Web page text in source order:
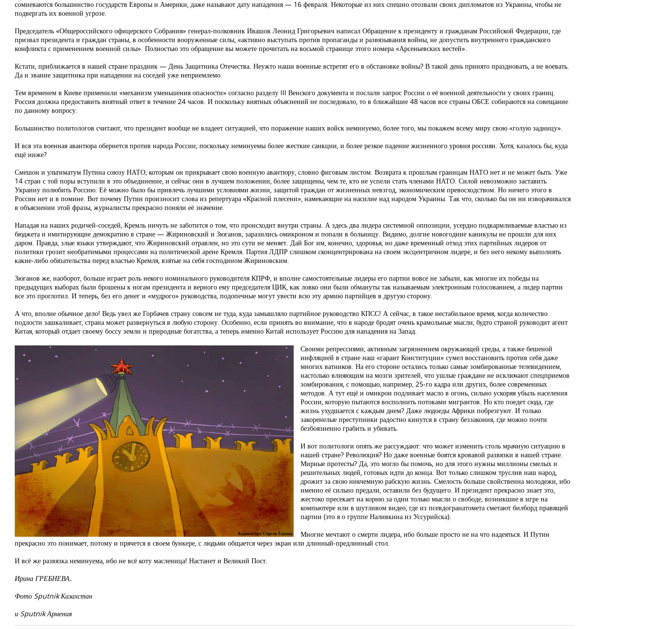
сомневаются большинство государств Европы и Америки, даже называют дату нападения — 16 февраля. Некоторые из них спешно отозвали своих дипломатов из Украины, чтобы не
подвергать их военной угрозе.
Председатель «Общероссийского офицерского Собрания» генерал-полковник Ивашов Леонид Григорьевич написал Обращение к президенту и гражданам Российской Федерации, где
призвал президента и граждан страны, в особенности вооруженные силы, «активно выступать против пропаганды и развязывания войны, не допустить внутреннего гражданского
конфликта с применением военной силы». Полностью это обращение вы можете прочитать на восьмой странице этого номера «Арсеньевских вестей».
Кстати, приближается в нашей стране праздник — День Защитника Отечества. Неужто наши военные встретят его в обстановке войны? В такой день принято праздновать, а не воевать.
Да и звание защитника при нападении на соседей уже неприемлемо.
Тем временем в Киеве применили «механизм уменьшения опасности» согласно разделу III Венского документа и послали запрос России о её военной деятельности у своих границ.
Россия должна предоставить внятный ответ в течение 24 часов. И поскольку внятных объяснений не последовало, то в ближайшие 48 часов все страны ОБСЕ собираются на совещание
по данному вопросу.
Большинство политологов считают, что президент вообще не владеет ситуацией, что поражение наших войск неминуемо, более того, мы покажем всему миру свою «голую задницу».
И вся эта военная авантюра обернется против народа России, поскольку неминуемы более жесткие санкции, и более резкое падение жизненного уровня россиян. Хотя, казалось бы, куда
ещё ниже?
Смешон и ультиматум Путина союзу НАТО, которым он прикрывает свою военную авантюру, словно фиговым листом. Возврата к прошлым границам НАТО нет и не может быть. Уже
14 стран с той поры вступили в это объединение, и сейчас они в лучшем положении, более защищены, чем те, кто не успели стать членами НАТО. Силой невозможно заставить
Украину полюбить Россию. Её можно было бы привлечь лучшими условиями жизни, защитой граждан от жизненных невзгод, экономическим превосходством. Но ничего этого в
России нет и в помине. Вот почему Путин произносит слова из репертуара «Красной плесени», намекающие на насилие над народом Украины. Так что, сколько бы он ни изворачивался
в объяснении этой фразы, журналисты прекрасно поняли её значение.
Нападая на наших родичей-соседей, Кремль ничуть не заботится о том, что происходит внутри страны. А здесь два лидера системной оппозиции, усердно подкармливаемые властью из
бюджета и имитирующие демократию в стране — Жириновский и Зюганов, заразились омикроном и попали в больницу. Видимо, долгие новогодние каникулы не прошли для них
даром. Правда, злые языки утверждают, что Жириновский отравлен, но это сути не меняет. Дай Бог им, конечно, здоровья, но даже временный отход этих партийных лидеров от
политики грозит необратимыми процессами на политической арене Кремля. Партия ЛДПР слишком сконцентрирована на своем эксцентричном лидере, и без него некому выполнять
какие-либо обязательства перед властью Кремля, взятые на себя господином Жириновским.
Зюганов же, наоборот, больше играет роль некого номинального руководителя КПРФ, и вполне самостоятельные лидеры его партии вовсе не забыли, как многие их победы на
предыдущих выборах были брошены к ногам президента и верного ему председателя ЦИК, как ловко они были обмануты так называемым электронным голосованием, а лидер партии
все это проглотил. И теперь, без его денег и «мудрого» руководства, подопечные могут увести всю эту армию партийцев в другую сторону.
А что, вполне обычное дело! Ведь увел же Горбачев страну совсем не туда, куда замышляло партийное руководство КПСС! А сейчас, в такое нестабильное время, когда количество
подлости зашкаливает, страна может развернуться в любую сторону. Особенно, если принять во внимание, что в народе бродят очень крамольные мысли, будто страной руководит агент
Китая, который отдает своему боссу земли и природные богатства, а теперь именно Китай использует Россию для нападения на Запад.
Своими репрессиями, активным загрязнением окружающей среды, а также бешеной
инфляцией в стране наш «гарант Конституции» сумел восстановить против себя даже
многих ватников. На его стороне остались только самые зомбированные телевидением,
настолько влияющим на мозги зрителей, что ушлые граждане не исключают спецприемов
зомбирования, с помощью, например, 25-го кадра или других, более современных
методов. А тут ещё и омикрон подливает масло в огонь, сильно ускоряя убыль населения
России, которую пытаются восполнить потоками мигрантов. Но кто поедет сюда, где
жизнь ухудшается с каждым днем? Даже людоеды Африки побрезгуют. И только
закоренелые преступники радостно кинутся в страну беззакония, где можно почти
безбоязненно грабить и убивать.
И вот политологи опять же рассуждают: что может изменить столь мрачную ситуацию в
нашей стране? Революция? Но даже военные боятся кровавой развязки в нашей стране.
Мирные протесты? Да, это могло бы помочь, но для этого нужны миллионы смелых и
решительных людей, готовых идти до конца. Вот только слишком труслив наш народ,
дрожит за свою никчемную рабскую жизнь. Смелость больше свойственна молодежи, ибо
именно её сильно предали, оставили без будущего. И президент прекрасно знает это,
жестоко пресекает на корню за одни только мысли о свободе, возникшие в игре на
компьютере или в шутливом видео, где из псевдогранатомета сметают билборд правящей
партии (это я о группе Наливкина из Уссурийска).
Многие мечтают о смерти лидера, ибо больше просто не на что надеяться. И Путин
прекрасно это понимает, потому и прячется в своем бункере, с людьми общается через экран или длинный-предлинный стол.
И всё же развязка неминуема, ибо не всё коту масленица! Настанет и Великий Пост.
Ирина ГРЕБНЕВА.
Фото Sputnik Казахстан
и Sputnik Армения